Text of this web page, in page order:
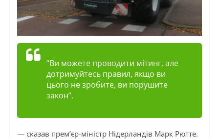
“Ви можете проводити мітинг, але
дотримуйтесь правил, якщо ви
цього не зробите, ви порушите
закон”,
— сказав прем’єр-міністр Нідерландів Марк Рютте.